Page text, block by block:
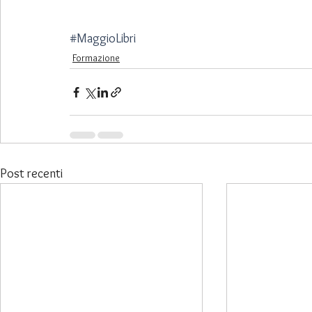
#MaggioLibri
Formazione
Post recenti